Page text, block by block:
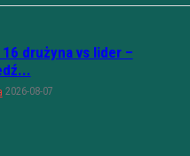
16 drużyna vs lider –
2026-08-07